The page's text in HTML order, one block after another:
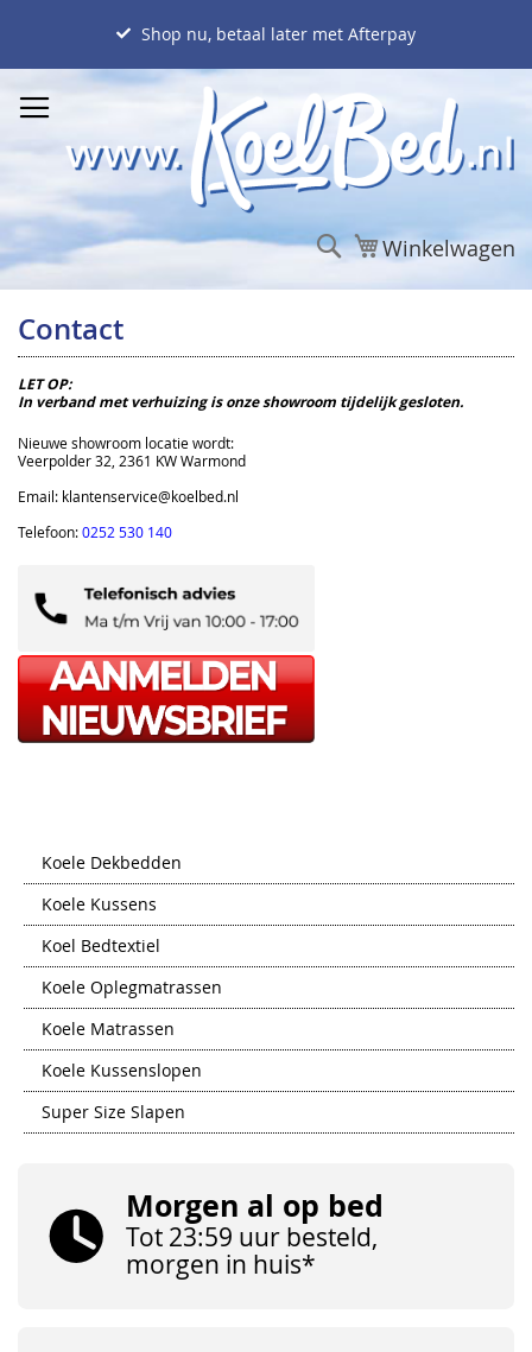
Shop nu, betaal later met Afterpay
Winkelwagen
Zoek
Contact
LET OP:
In verband met verhuizing is onze showroom tijdelijk gesloten.
Nieuwe showroom locatie wordt:
Veerpolder 32, 2361 KW Warmond
Email: klantenservice@koelbed.nl
Telefoon:0252 530 140
Koele Dekbedden
Koele Kussens
Koel Bedtextiel
Koele Oplegmatrassen
Koele Matrassen
Koele Kussenslopen
Super Size Slapen
Morgen al op bed
Tot 23:59 uur besteld,
morgen in huis*